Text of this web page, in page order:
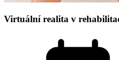
Virtuální realita v